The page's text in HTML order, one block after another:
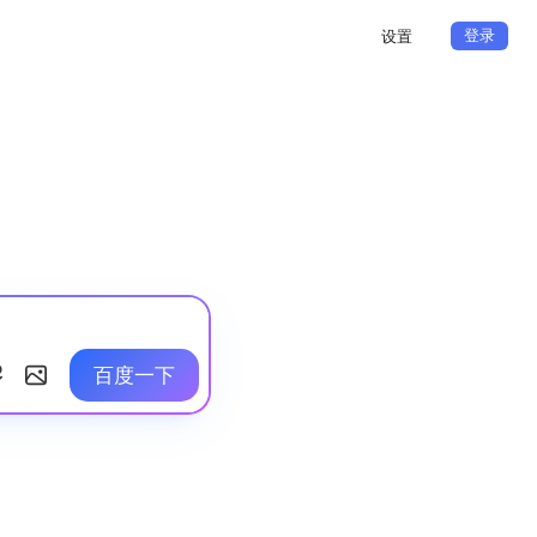
设置 登录
百度一下